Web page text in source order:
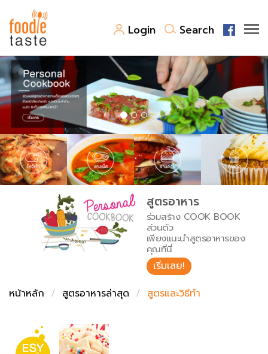
Login Search
สูตรอาหาร
สูตรอาหารล่าสุด
Top Foodie
พาไปชิม
สารพันก้นครัว
เคล็ดลับน่ารู้
เปรียบเทียบหน่วยการตวง
เปรียบเทียบอุณหภูมิ
เปรียบเทียบน้ำหนักวัตถุดิบ
FoodPedia
สร้าง Cookbook
สูตรอาหาร
ร่วมสร้าง COOK BOOK
ส่วนตัว
เพียงแนะนำสูตรอาหารของ
คุณที่นี่
เริ่มเลย!
หน้าหลัก
สูตรอาหารล่าสุด สูตรและวิธีทำ